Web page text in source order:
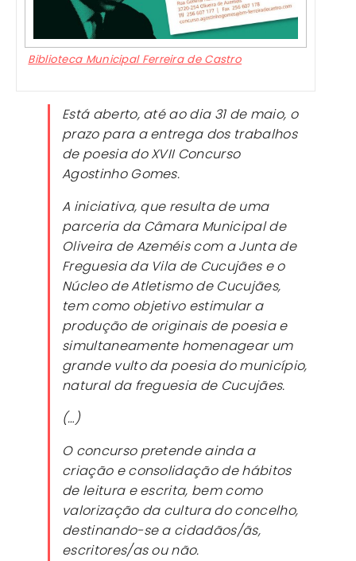
Biblioteca Municipal Ferreira de Castro
Está aberto, até ao dia 31 de maio, o
prazo para a entrega dos trabalhos
de poesia do XVII Concurso
Agostinho Gomes.
A iniciativa, que resulta de uma
parceria da Câmara Municipal de
Oliveira de Azeméis com a Junta de
Freguesia da Vila de Cucujães e o
Núcleo de Atletismo de Cucujães,
tem como objetivo estimular a
produção de originais de poesia e
simultaneamente homenagear um
grande vulto da poesia do município,
natural da freguesia de Cucujães.
(…)
O concurso pretende ainda a
criação e consolidação de hábitos
de leitura e escrita, bem como
valorização da cultura do concelho,
destinando-se a cidadãos/ãs,
escritores/as ou não.